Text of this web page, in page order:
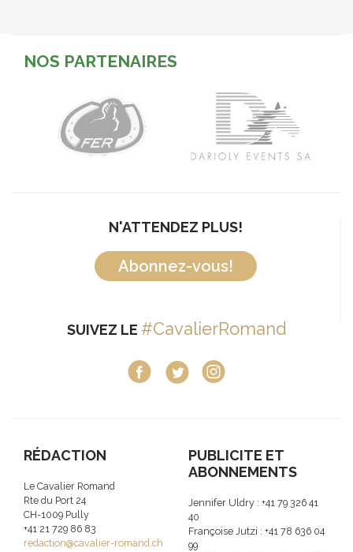
NOS PARTENAIRES
N'ATTENDEZ PLUS!
Abonnez-vous!
SUIVEZ LE #CavalierRomand
RÉDACTION
Le Cavalier Romand
Rte du Port 24
CH-1009 Pully
+41 21 729 86 83
redaction@cavalier-romand.ch
PUBLICITE ET
ABONNEMENTS
Jennifer Uldry : +41 79 326 41
40
Françoise Jutzi : +41 78 636 04
99